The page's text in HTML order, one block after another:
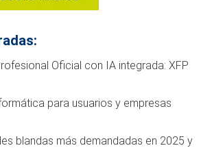
Oficial con IA integrada: XFP
para usuarios y empresas
blandas más demandadas en 2025 y